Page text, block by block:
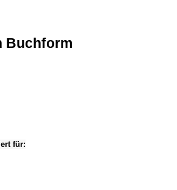
Buchform
für: